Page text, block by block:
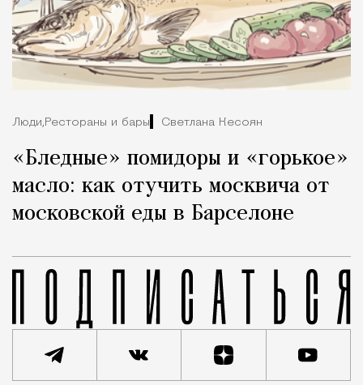
Люди, Рестораны и бары Светлана Кесоян
«Бледные» помидоры и «горькое»
масло: как отучить москвича от
московской еды в Барселоне